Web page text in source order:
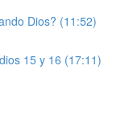
Dios? (11:52)
15 y 16 (17:11)